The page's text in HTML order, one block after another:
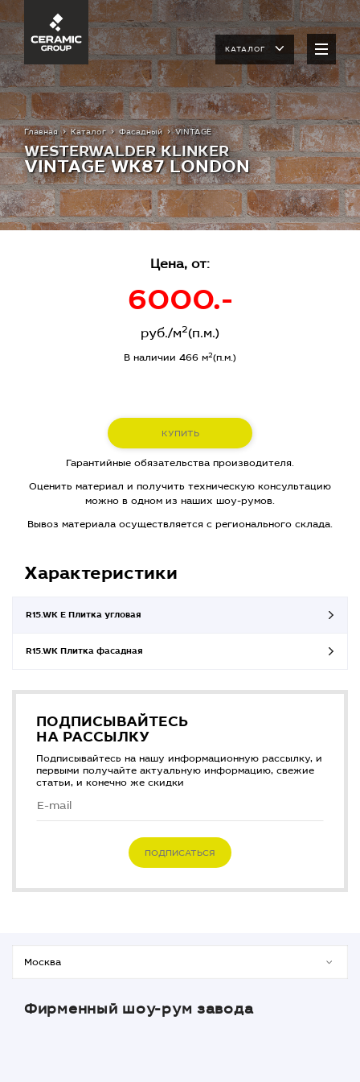
КАТАЛОГ
Главная Каталог Фасадный VINTAGE
WESTERWALDER KLINKER
VINTAGE WK87 LONDON
Цена, от:
6000.-
руб./м2(п.м.)
В наличии 466 м2(п.м.)
КУПИТЬ
Гарантийные обязательства производителя.
Оценить материал и получить техническую консультацию
можно в одном из наших шоу-румов.
Вывоз материала осуществляется с регионального склада.
Характеристики
R15.WK E Плитка угловая
R15.WK Плитка фасадная
ПОДПИСЫВАЙТЕСЬ
НА РАССЫЛКУ
Подписывайтесь на нашу информационную рассылку, и
первыми получайте актуальную информацию, свежие
статьи, и конечно же скидки
ПОДПИСАТЬСЯ
Фирменный шоу-рум завода